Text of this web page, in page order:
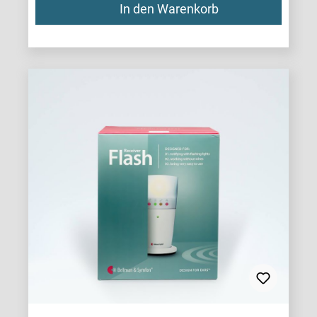
In den Warenkorb